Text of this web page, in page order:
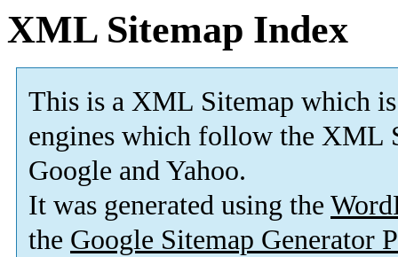
XML Sitemap Index
This is a XML Sitemap which is
engines which follow the XML
Google and Yahoo.
It was generated using the
the Google Sitemap Generator